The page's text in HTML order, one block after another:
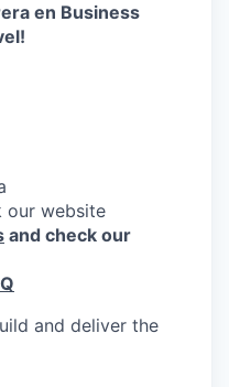
en Business
our website
and check our
and deliver the